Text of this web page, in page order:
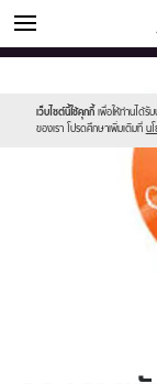
ดูดวง
เว็บไซต์นี้ใช้คุกกี้ เพื่อให้ท่านได้รั
ของเรา โปรดศึกษาเพิ่มเติมที่ น
//s.isanook.com/
sanook.png
//s.isanook.com/ho/